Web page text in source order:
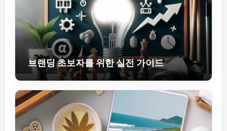
브랜딩 초보자를 위한 실전 가이드